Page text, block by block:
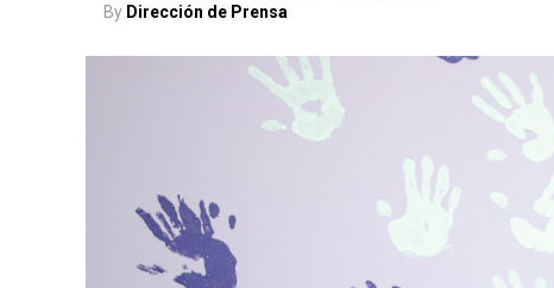
By Dirección de Prensa